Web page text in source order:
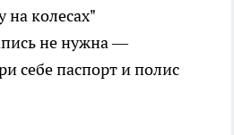
колесах"
не нужна —
себе паспорт и полис